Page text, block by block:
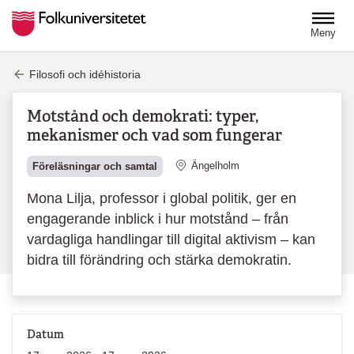
Meny
Filosofi och idéhistoria
Motstånd och demokrati: typer,
mekanismer och vad som fungerar
Föreläsningar och samtal Plats
Ängelholm
Mona Lilja, professor i global politik, ger en
engagerande inblick i hur motstånd – från
vardagliga handlingar till digital aktivism – kan
bidra till förändring och stärka demokratin.
Datum